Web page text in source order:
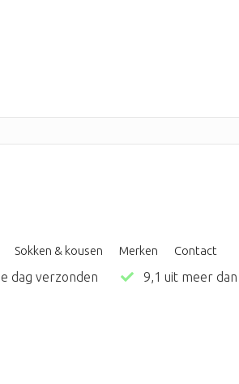
Sokken & kousen Merken Contact
dag verzonden
9,1 uit meer